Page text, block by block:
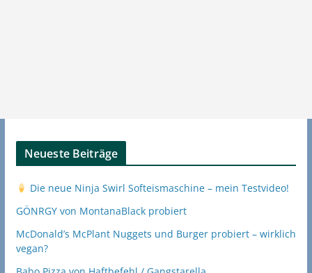
Neueste Beiträge
Die neue Ninja Swirl Softeismaschine – mein Testvideo!
GÖNRGY von MontanaBlack probiert
McDonald’s McPlant Nuggets und Burger probiert – wirklich
vegan?